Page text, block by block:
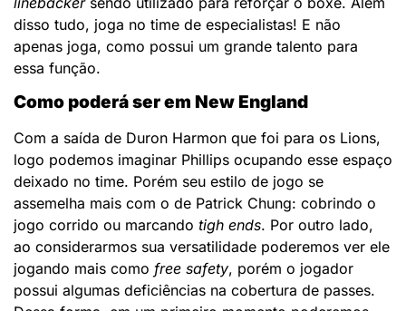
disso tudo, joga no time de especialistas! E não
apenas joga, como possui um grande talento para
essa função.
Como poderá ser em New England
Com a saída de Duron Harmon que foi para os Lions,
logo podemos imaginar Phillips ocupando esse espaço
deixado no time. Porém seu estilo de jogo se
assemelha mais com o de Patrick Chung: cobrindo o
jogo corrido ou marcando tigh ends. Por outro lado,
ao considerarmos sua versatilidade poderemos ver ele
jogando mais como free safety, porém o jogador
possui algumas deficiências na cobertura de passes.